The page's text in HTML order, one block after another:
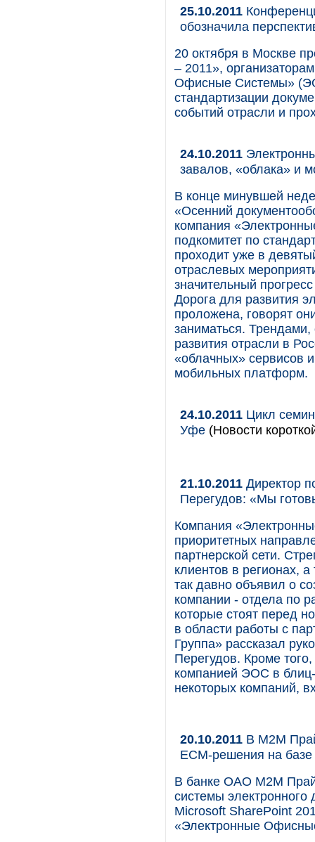
25.10.2011
обозначила
20 октября в Москве
– 2011»,
Офисные Системы»
стандартизации
событий отрасли и
24.10.2011
завалов, «облака» и
В конце минувшей
«Осенний
компания
подкомитет по
проходит уже в
отраслевых
значительный
Дорога для развития
проложена, говорят
заниматься.
развития отрасли в
«облачных» сервисов
мобильных платформ.
24.10.2011 Цикл
Уфе (Новости
21.10.2011 Директор
Перегудов: «Мы
Компания
приоритетных
партнерской сети.
клиентов в регионах,
так давно объявил о
компании - отдела по
которые стоят перед
в области работы с
Группа» рассказал
Перегудов. Кроме
компанией ЭОС в
некоторых компаний,
20.10.2011 В М2М
ЕСМ-решения на базе
В банке ОАО М2М
системы электронного
Microsoft SharePoint
«Электронные